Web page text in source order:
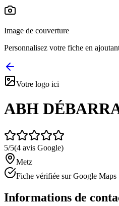
Image de couverture
Personnalisez votre fiche en
Votre logo ici
ABH
5/5(4 avis Google)
Metz
Fiche vérifiée sur Google Maps
Informations de